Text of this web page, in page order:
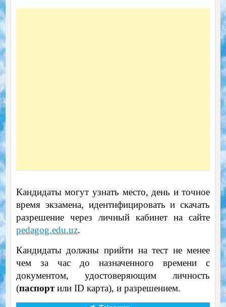
Кандидаты могут узнать место, день и точное
время экзамена, идентифицировать и скачать
разрешение через личный кабинет на сайте
pedagog.edu.uz.
Кандидаты должны прийти на тест не менее
чем за час до назначенного времени с
документом, удостоверяющим личность
(паспортили ID карта), и разрешением.